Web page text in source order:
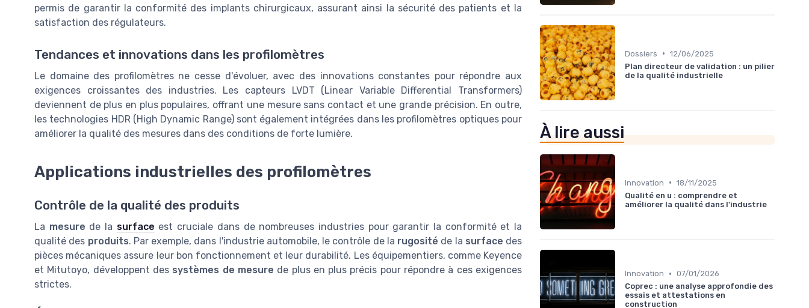
permis de garantir la conformité des implants chirurgicaux, assurant ainsi la sécurité des patients et la
satisfaction des régulateurs.
Tendances et innovations dans les profilomètres
Le domaine des profilomètres ne cesse d'évoluer, avec des innovations constantes pour répondre aux
exigences croissantes des industries. Les capteurs LVDT (Linear Variable Differential Transformers)
deviennent de plus en plus populaires, offrant une mesure sans contact et une grande précision. En outre,
les technologies HDR (High Dynamic Range) sont également intégrées dans les profilomètres optiques pour
améliorer la qualité des mesures dans des conditions de forte lumière.
Applications industrielles des profilomètres
Contrôle de la qualité des produits
La mesure de la surface est cruciale dans de nombreuses industries pour garantir la conformité et la
qualité des produits. Par exemple, dans l'industrie automobile, le contrôle de la rugosité de la surface des
pièces mécaniques assure leur bon fonctionnement et leur durabilité. Les équipementiers, comme Keyence
et Mitutoyo, développent des systèmes de mesure de plus en plus précis pour répondre à ces exigences
strictes.
Dossiers • 12/06/2025
Plan directeur de validation : un pilier
de la qualité industrielle
À lire aussi
Innovation • 18/11/2025
Qualité en u : comprendre et
améliorer la qualité dans l'industrie
Innovation • 07/01/2026
Coprec : une analyse approfondie des
essais et attestations en
construction